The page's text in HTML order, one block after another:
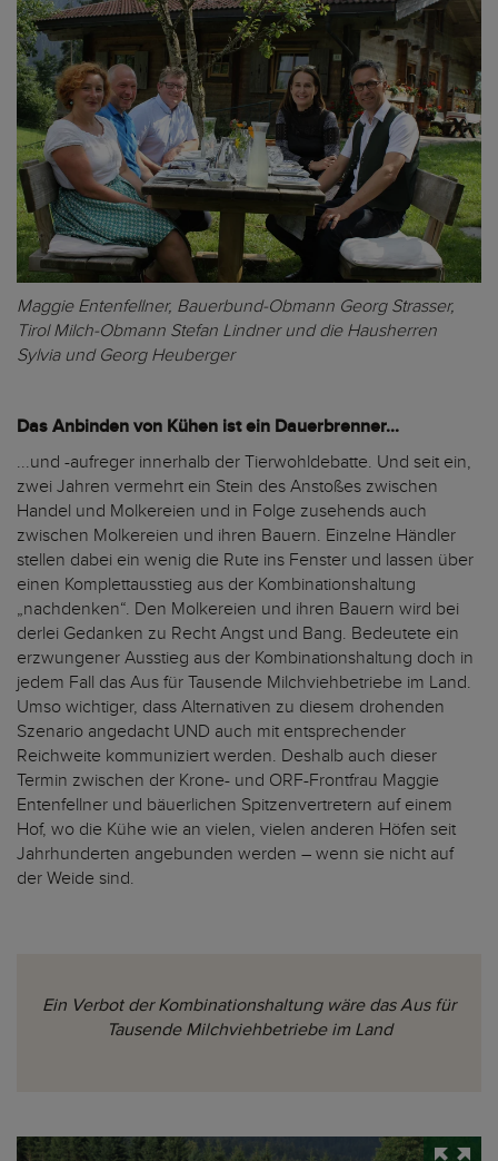
Maggie Entenfellner, Bauerbund-Obmann Georg Strasser,
Tirol Milch-Obmann Stefan Lindner und die Hausherren
Sylvia und Georg Heuberger
Das Anbinden von Kühen ist ein Dauerbrenner...
...und -aufreger innerhalb der Tierwohldebatte. Und seit ein,
zwei Jahren vermehrt ein Stein des Anstoßes zwischen
Handel und Molkereien und in Folge zusehends auch
zwischen Molkereien und ihren Bauern. Einzelne Händler
stellen dabei ein wenig die Rute ins Fenster und lassen über
einen Komplettausstieg aus der Kombinationshaltung
„nachdenken“. Den Molkereien und ihren Bauern wird bei
derlei Gedanken zu Recht Angst und Bang. Bedeutete ein
erzwungener Ausstieg aus der Kombinationshaltung doch in
jedem Fall das Aus für Tausende Milchviehbetriebe im Land.
Umso wichtiger, dass Alternativen zu diesem drohenden
Szenario angedacht UND auch mit entsprechender
Reichweite kommuniziert werden. Deshalb auch dieser
Termin zwischen der Krone- und ORF-Frontfrau Maggie
Entenfellner und bäuerlichen Spitzenvertretern auf einem
Hof, wo die Kühe wie an vielen, vielen anderen Höfen seit
Jahrhunderten angebunden werden – wenn sie nicht auf
der Weide sind.
Ein Verbot der Kombinationshaltung wäre das Aus für
Tausende Milchviehbetriebe im Land